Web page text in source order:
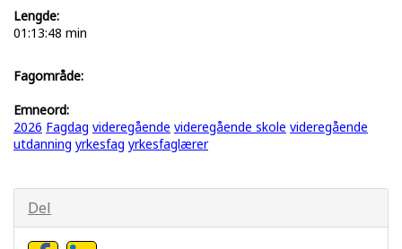
Lengde:
01:13:48 min
Fagområde:
Emneord:
2026 Fagdag videregående videregående skole videregående
utdanning yrkesfag yrkesfaglærer
Del